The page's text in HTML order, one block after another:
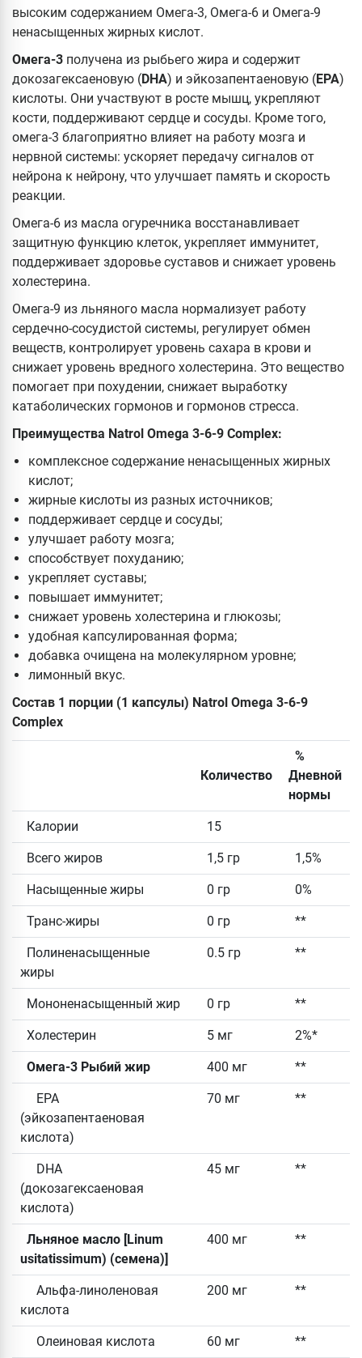
высоким содержанием Омега-3, Омега-6 и Омега-9
ненасыщенных жирных кислот.
Омега-3 получена из рыбьего жира и содержит
докозагексаеновую (DHA) и эйкозапентаеновую (EPA)
кислоты. Они участвуют в росте мышц, укрепляют
кости, поддерживают сердце и сосуды. Кроме того,
омега-3 благоприятно влияет на работу мозга и
нервной системы: ускоряет передачу сигналов от
нейрона к нейрону, что улучшает память и скорость
реакции.
Омега-6 из масла огуречника восстанавливает
защитную функцию клеток, укрепляет иммунитет,
поддерживает здоровье суставов и снижает уровень
холестерина.
Омега-9 из льняного масла нормализует работу
сердечно-сосудистой системы, регулирует обмен
веществ, контролирует уровень сахара в крови и
снижает уровень вредного холестерина. Это вещество
помогает при похудении, снижает выработку
катаболических гормонов и гормонов стресса.
Преимущества Natrol Omega 3-6-9 Complex:
комплексное содержание ненасыщенных жирных
кислот;
жирные кислоты из разных источников;
поддерживает сердце и сосуды;
улучшает работу мозга;
способствует похуданию;
укрепляет суставы;
повышает иммунитет;
снижает уровень холестерина и глюкозы;
удобная капсулированная форма;
добавка очищена на молекулярном уровне;
лимонный вкус.
Состав 1 порции (1 капсулы) Natrol Omega 3-6-9
Complex
Количество
%
Дневной
нормы
Калории 15
Всего жиров 1,5 гр 1,5%
Насыщенные жиры 0 гр 0%
Транс-жиры 0 гр **
Полиненасыщенные
жиры
0.5 гр **
Мононенасыщенный жир 0 гр **
Холестерин 5 мг 2%*
Омега-3 Рыбий жир 400 мг **
EPA
(эйкозапентаеновая
кислота)
70 мг **
DHA
(докозагексаеновая
кислота)
45 мг **
Льняное масло [Linum
usitatissimum) (семена)]
400 мг **
Альфа-линоленовая
кислота
200 мг **
Олеиновая кислота 60 мг **